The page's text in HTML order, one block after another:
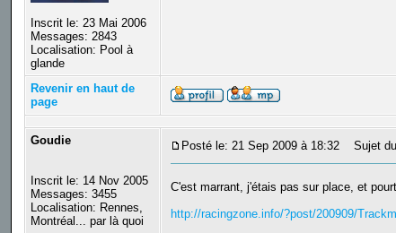
Inscrit le: 23 Mai 2006
Messages: 2843
Localisation: Pool à
glande
Revenir en haut de
page
Goudie
Inscrit le: 14 Nov 2005
Messages: 3455
Localisation: Rennes,
Montréal... par là quoi
Posté le: 21 Sep 2009 à 18:32 Sujet
C'est marrant, j'étais pas sur place, et
http://racingzone.info/?post/200909/